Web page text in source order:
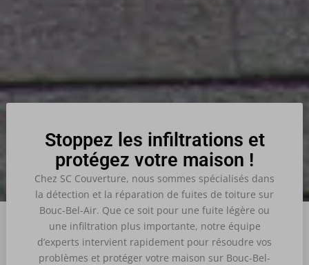
Stoppez les infiltrations et
protégez votre maison !
Chez SC Couverture, nous sommes spécialisés dans
la détection et la réparation de fuites de toiture sur
Bouc-Bel-Air. Que ce soit pour une fuite légère ou
une infiltration plus importante, notre équipe
d’experts intervient rapidement pour résoudre vos
problèmes et protéger votre maison sur Bouc-Bel-